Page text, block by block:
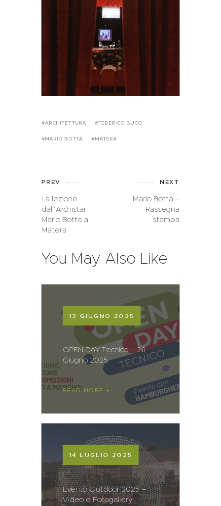
ARCHITETTURA FEDERICO BUCCI
MARIO BOTTA MATERA
PREV
La lezione
dall’Archistar
Mario Botta a
Matera
NEXT
Mario Botta –
Rassegna
stampa
You May Also Like
13 GIUGNO 2025
OPEN DAY Tecnico – 26
Giugno 2025
READ MORE
14 LUGLIO 2025
Evento Outdoor 2025 –
Video e Fotogallery